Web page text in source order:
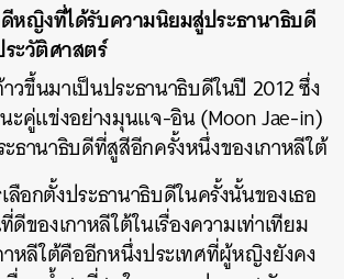
หญิงที่ได้รับความนิยมสู่ประธานาธิบดี
ะวัติศาสตร์
วขึ้นมาเป็นประธานาธิบดีในปี 2012 ซึ่ง
นะคู่แข่งอย่างมุนแจ-อิน (Moon Jae-in)
ะธานาธิบดีที่สูสีอีกครั้งหนึ่งของเกาหลีใต้
ลือกตั้งประธานาธิบดีในครั้งนั้นของเธอ
องเกาหลีใต้ในเรื่องความเท่าเทียม
าหลีใต้คืออีกหนึ่งประเทศที่ผู้หญิงยังคง